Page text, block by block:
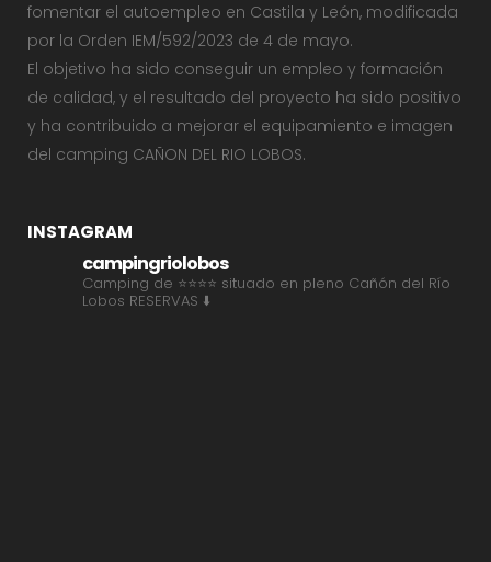
fomentar el autoempleo en Castila y León, modificada
por la Orden IEM/592/2023 de 4 de mayo.
El objetivo ha sido conseguir un empleo y formación
de calidad, y el resultado del proyecto ha sido positivo
y ha contribuido a mejorar el equipamiento e imagen
del camping CAÑON DEL RIO LOBOS.
INSTAGRAM
campingriolobos
Camping de ⭐⭐⭐⭐ situado en pleno Cañón del Río
Lobos RESERVAS ⬇️